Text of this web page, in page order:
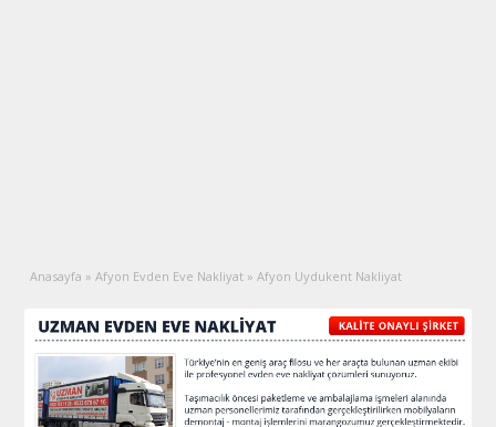
Anasayfa » Afyon Evden Eve Nakliyat » Afyon Uydukent Nakliyat